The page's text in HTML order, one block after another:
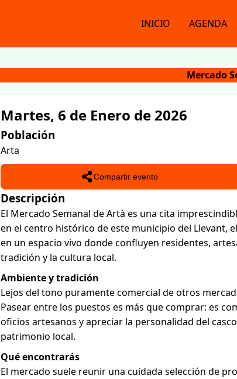
INICIO AGENDA
Mercado
Martes, 6 de Enero de 2026
Población
Arta
Compartir evento
Descripción
El Mercado Semanal de Artà es una cita
en el centro histórico de este municipio del Llevant,
en un espacio vivo donde confluyen residentes,
tradición y la cultura local.
Ambiente y tradición
Lejos del tono puramente comercial de otros
Pasear entre los puestos es más que comprar: es
oficios artesanos y apreciar la personalidad del
patrimonio local.
Qué encontrarás
El mercado suele reunir una cuidada selección de